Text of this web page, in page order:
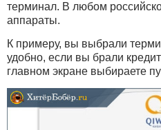
терминал. В любом
аппараты.
К примеру, вы выбрали
удобно, если вы брали
главном экране выбираете